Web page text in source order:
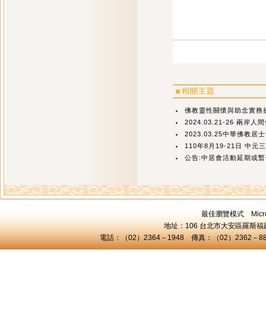
相關主題
佛教靈性關懷與助念實務
2024.03.21-26 兩岸人
2023.03.25中華佛教居
110年8月19-21日 中元
公告:中居會活動延期或
最佳瀏覽模式
地址：106 台北市大安區羅斯
電話：（02）2364－1948 傳真：（02）2362－